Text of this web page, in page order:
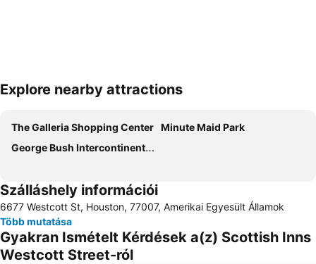
Nagy méretű térkép
Explore nearby attractions
The Galleria Shopping Center Minute Maid Park
George Bush Intercontinental Repülőtér
Szálláshely információi
6677 Westcott St, Houston, 77007, Amerikai Egyesült Államok
Több mutatása
Gyakran Ismételt Kérdések a(z) Scottish Inns
Westcott Street-ról